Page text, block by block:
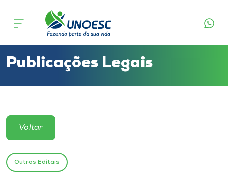
Cursos
Atendimento ao Estudante
Portal de Ensino
Publicações Legais
Voltar
Outros Editais